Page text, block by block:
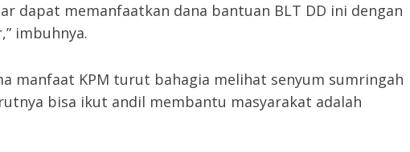
dapat memanfaatkan dana bantuan BLT DD ini dengan
imbuhnya.
manfaat KPM turut bahagia melihat senyum sumringah
bisa ikut andil membantu masyarakat adalah